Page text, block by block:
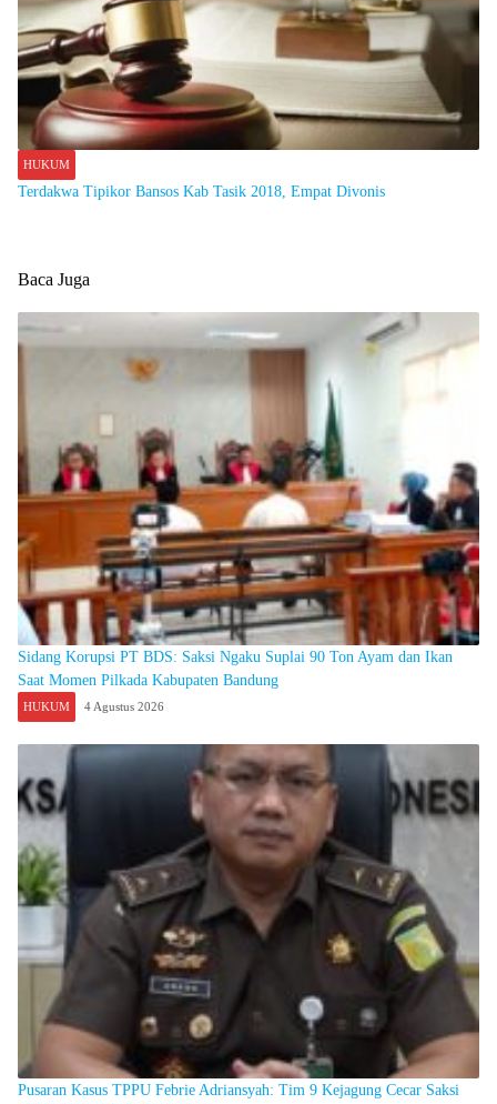
HUKUM
Terdakwa Tipikor Bansos Kab Tasik 2018, Empat Divonis
Baca Juga
Sidang Korupsi PT BDS: Saksi Ngaku Suplai 90 Ton Ayam dan Ikan
Saat Momen Pilkada Kabupaten Bandung
HUKUM 4 Agustus 2026
Pusaran Kasus TPPU Febrie Adriansyah: Tim 9 Kejagung Cecar Saksi